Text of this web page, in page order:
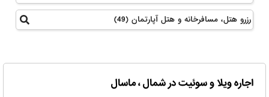
رزرو هتل، مسافرخانه و هتل آپارتمان (49)
اجاره ویلا و سوئیت در شمال ، ماسال